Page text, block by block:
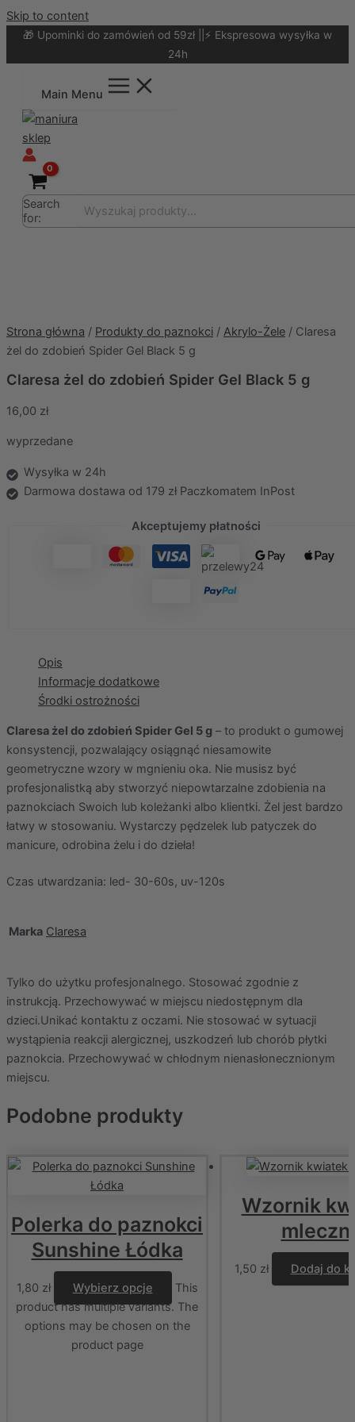
Skip to content
🎁 Upominki do zamówień od 59zł ||⚡ Ekspresowa wysyłka w
24h
Main Menu
Search
for:
Strona główna / Produkty do paznokci / Akrylo-Żele / Claresa
żel do zdobień Spider Gel Black 5 g
Claresa żel do zdobień Spider Gel Black 5 g
16,00 zł
wyprzedane
Wysyłka w 24h
Darmowa dostawa od 179 zł Paczkomatem InPost
Akceptujemy płatności
Opis
Informacje dodatkowe
Środki ostrożności
Claresa żel do zdobień Spider Gel 5 g – to produkt o gumowej
konsystencji, pozwalający osiągnąć niesamowite
geometryczne wzory w mgnieniu oka. Nie musisz być
profesjonalistką aby stworzyć niepowtarzalne zdobienia na
paznokciach Swoich lub koleżanki albo klientki. Żel jest bardzo
łatwy w stosowaniu. Wystarczy pędzelek lub patyczek do
manicure, odrobina żelu i do dzieła!
Czas utwardzania: led- 30-60s, uv-120s
Marka Claresa
Tylko do użytku profesjonalnego. Stosować zgodnie z
instrukcją. Przechowywać w miejscu niedostępnym dla
dzieci.Unikać kontaktu z oczami. Nie stosować w sytuacji
wystąpienia reakcji alergicznej, uszkodzeń lub chorób płytki
paznokcia. Przechowywać w chłodnym nienasłonecznionym
miejscu.
Podobne produkty
Polerka do paznokci
Sunshine Łódka
1,80 zł Wybierz opcje
This
product has multiple variants. The
options may be chosen on the
product page
Wzornik
1,50 zł Dodaj do